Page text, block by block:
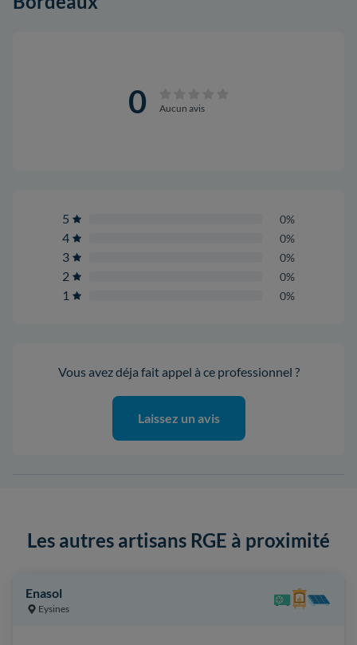
0 Aucun avis
5 0%
4 0%
3 0%
2 0%
1 0%
Vous avez déja fait appel à ce professionnel ?
Laissez un avis
Les autres artisans RGE à proximité
Enasol
Eysines